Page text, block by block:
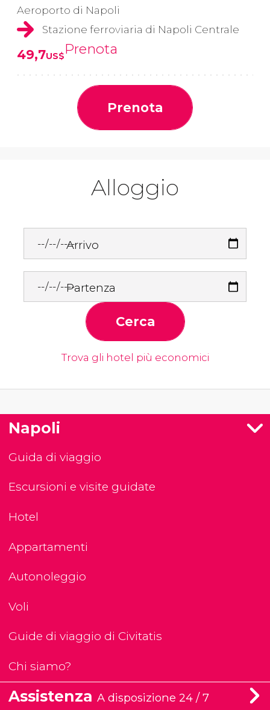
Aeroporto di Napoli
Stazione ferroviaria di Napoli Centrale
49,7US$Prenota
Prenota
Alloggio
Arrivo
Partenza
Cerca
Trova gli hotel più economici
Napoli
Guida di viaggio
Escursioni e visite guidate
Hotel
Appartamenti
Autonoleggio
Voli
Guide di viaggio di Civitatis
Chi siamo?
Assistenza A disposizione 24 / 7